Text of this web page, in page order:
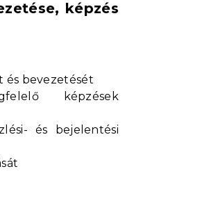
képzés
és bevezetését
képzések
és bejelentési